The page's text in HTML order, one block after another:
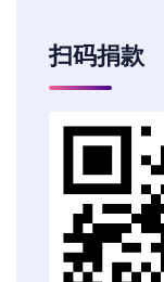
扫码捐款